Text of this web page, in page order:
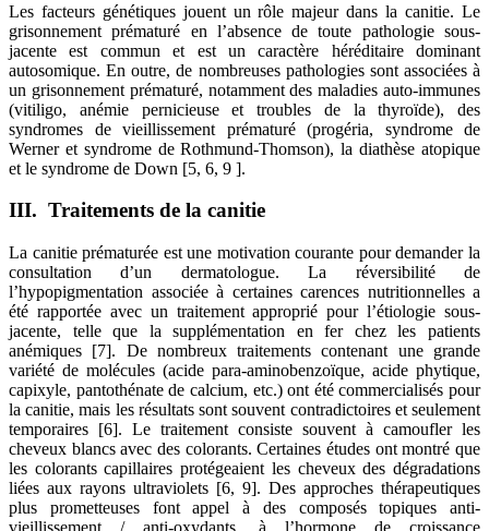
Les facteurs génétiques jouent un rôle majeur dans la canitie. Le
grisonnement prématuré en l’absence de toute pathologie sous-
jacente est commun et est un caractère héréditaire dominant
autosomique. En outre, de nombreuses pathologies sont associées à
un grisonnement prématuré, notamment des maladies auto-immunes
(vitiligo, anémie pernicieuse et troubles de la thyroïde), des
syndromes de vieillissement prématuré (progéria, syndrome de
Werner et syndrome de Rothmund-Thomson), la diathèse atopique
et le syndrome de Down [5, 6, 9 ].
III. Traitements de la canitie
La canitie prématurée est une motivation courante pour demander la
consultation d’un dermatologue. La réversibilité de
l’hypopigmentation associée à certaines carences nutritionnelles a
été rapportée avec un traitement approprié pour l’étiologie sous-
jacente, telle que la supplémentation en fer chez les patients
anémiques [7]. De nombreux traitements contenant une grande
variété de molécules (acide para-aminobenzoïque, acide phytique,
capixyle, pantothénate de calcium, etc.) ont été commercialisés pour
la canitie, mais les résultats sont souvent contradictoires et seulement
temporaires [6]. Le traitement consiste souvent à camoufler les
cheveux blancs avec des colorants. Certaines études ont montré que
les colorants capillaires protégeaient les cheveux des dégradations
liées aux rayons ultraviolets [6, 9]. Des approches thérapeutiques
plus prometteuses font appel à des composés topiques anti-
vieillissement / anti-oxydants, à l’hormone de croissance